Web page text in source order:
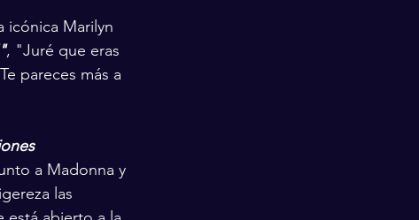
icónica Marilyn
, "Juré que eras
pareces más a
a Madonna y
las